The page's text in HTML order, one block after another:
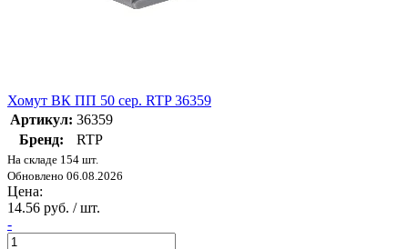
Хомут ВК ПП 50 сер. RTP 36359
Артикул: 36359
Бренд:
RTP
На складе 154 шт.
Обновлено 06.08.2026
Цена:
14.56 руб. / шт.
-